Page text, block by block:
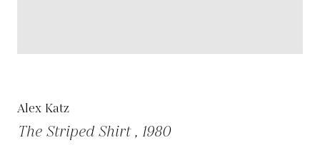
Alex Katz
The Striped Shirt , 1980